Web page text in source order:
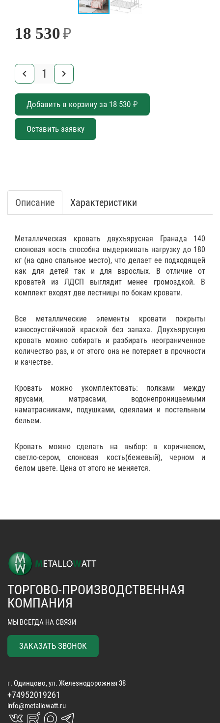
18 530₽
keyboard_arrow_left keyboard_arrow_right
Добавить в корзину за 18 530 ₽
Оставить заявку
Описание Характеристики
Металлическая кровать двухъярусная Гранада 140
слоновая кость способна выдерживать нагрузку до 180
кг (на одно спальное место), что делает ее подходящей
как для детей так и для взрослых. В отличие от
кроватей из ЛДСП выглядит менее громоздкой. В
комплект входят две лестницы по бокам кровати.
Все металлические элементы кровати покрыты
износоустойчивой краской без запаха. Двухъярусную
кровать можно собирать и разбирать неограниченное
количество раз, и от этого она не потеряет в прочности
и качестве.
Кровать можно укомплектовать: полками между
ярусами, матрасами, водонепроницаемыми
наматрасниками, подушками, одеялами и постельным
бельем.
Кровать можно сделать на выбор: в коричневом,
светло-сером, слоновая кость(бежевый), черном и
белом цвете. Цена от этого не меняется.
ТОРГОВО-ПРОИЗВОДСТВЕННАЯ
КОМПАНИЯ
МЫ ВСЕГДА НА СВЯЗИ
ЗАКАЗАТЬ ЗВОНОК
г. Одинцово, ул. Железнодорожная 38
+74952019261
info@metallowatt.ru
vk_in rutube_in max_s telegrams_in